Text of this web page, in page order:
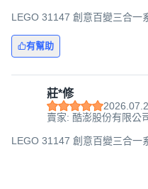
LEGO 31147 創意百變三合一
有幫助
莊*修
賣家: 酷澎股份有限公
LEGO 31147 創意百變三合一